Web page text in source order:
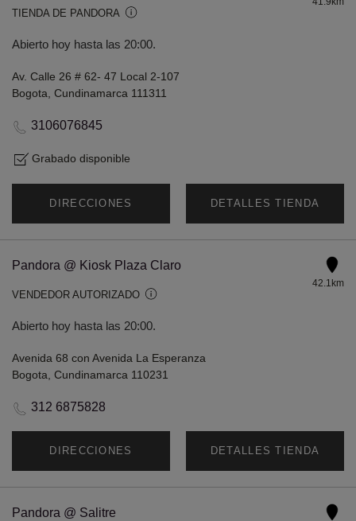
TIENDA DE PANDORA
Abierto hoy hasta las 20:00.
Av. Calle 26 # 62- 47 Local 2-107
Bogota, Cundinamarca 111311
3106076845
Grabado disponible
DIRECCIONES DETALLES TIENDA
Pandora @ Kiosk Plaza Claro
VENDEDOR AUTORIZADO
Abierto hoy hasta las 20:00.
42.1km
Avenida 68 con Avenida La Esperanza
Bogota, Cundinamarca 110231
312 6875828
DIRECCIONES DETALLES TIENDA
Pandora @ Salitre